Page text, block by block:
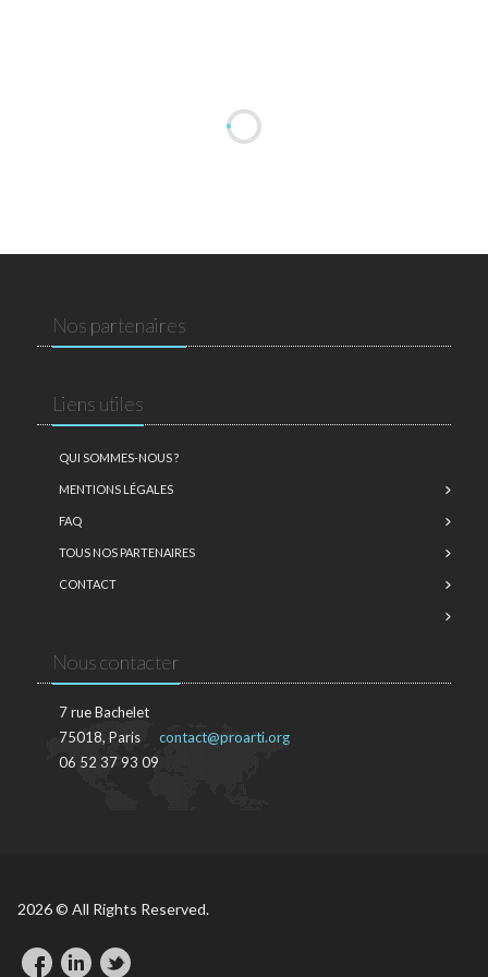
Nos partenaires
Liens utiles
QUI SOMMES-NOUS ?
MENTIONS LÉGALES
FAQ
TOUS NOS PARTENAIRES
CONTACT
Nous contacter
7 rue Bachelet
75018, Paris
06 52 37 93 09
contact@proarti.org
2026 © All Rights Reserved.